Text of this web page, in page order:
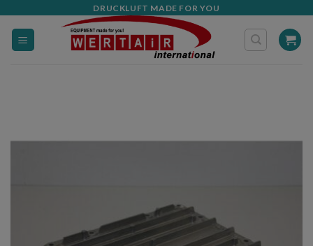
Inhalt
springen
DRUCKLUFT MADE FOR YOU